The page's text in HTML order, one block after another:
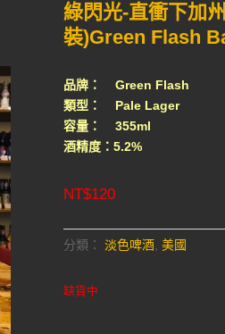
綠閃光-直衝下加
裝)Green Flash
品牌： Green Flash
類型： Pale Lager
容量： 355ml
酒精度：5.2%
NT$120
分類： 淡色啤酒, 美國
缺貨中